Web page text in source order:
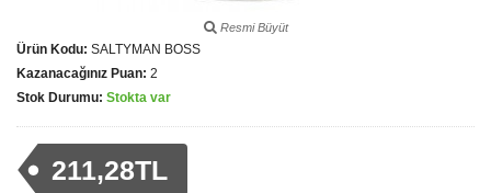
Resmi Büyüt
Ürün Kodu: SALTYMAN BOSS
Kazanacağınız Puan: 2
Stok Durumu: Stokta var
211,28TL